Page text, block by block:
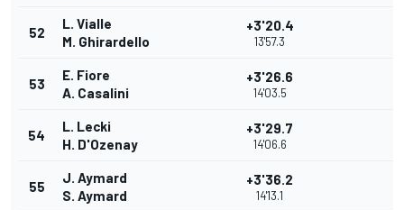
52
L. Vialle
M. Ghirardello
+3'20.4
13'57.3
53
E. Fiore
A. Casalini
+3'26.6
14'03.5
54
L. Lecki
H. D'Ozenay
+3'29.7
14'06.6
55
J. Aymard
S. Aymard
+3'36.2
14'13.1